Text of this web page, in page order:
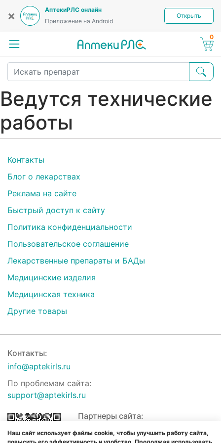
×
АптекиРЛС онлайн
Приложение на Android
Открыть
0
Ведутся технические
работы
Контакты
Блог о лекарствах
Реклама на сайте
Быстрый доступ к сайту
Политика конфиденциальности
Пользовательское соглашение
Лекарственные препараты и БАДы
Медицинские изделия
Медицинская техника
Другие товары
Контакты:
info@aptekirls.ru
По проблемам сайта:
support@aptekirls.ru
Партнеры сайта:
Наш сайт использует файлы cookie, чтобы улучшить работу сайта,